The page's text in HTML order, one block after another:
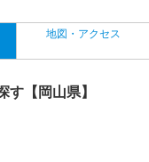
地図・アクセス
【岡山県】